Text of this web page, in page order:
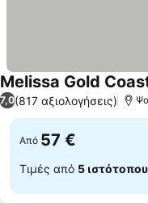
Melissa Gold
7,0(817 αξιολογήσεις)
Από 57 €
Τιμές από 5